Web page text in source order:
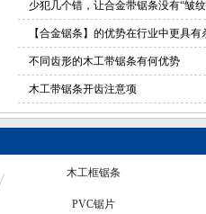
少犯几个错，让合金带锯条没有“皱
【合金锯条】的优势在行业中更具有
不同齿形的木工带锯条有何优势
木工带锯条开齿注意项
木工框锯条
PVC锯片